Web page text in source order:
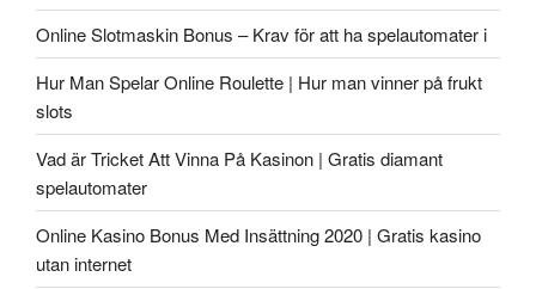
Online Slotmaskin Bonus – Krav för att ha spelautomater i
Hur Man Spelar Online Roulette | Hur man vinner på frukt
slots
Vad är Tricket Att Vinna På Kasinon | Gratis diamant
spelautomater
Online Kasino Bonus Med Insättning 2020 | Gratis kasino
utan internet